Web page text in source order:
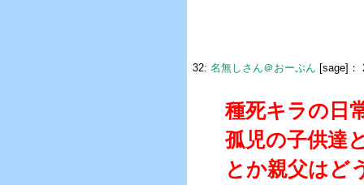
32: 名無しさん＠おーぷん [sage]：
種死キラの日
孤児の子供達
とか親父はど